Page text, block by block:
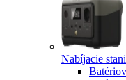
Nabíjacie